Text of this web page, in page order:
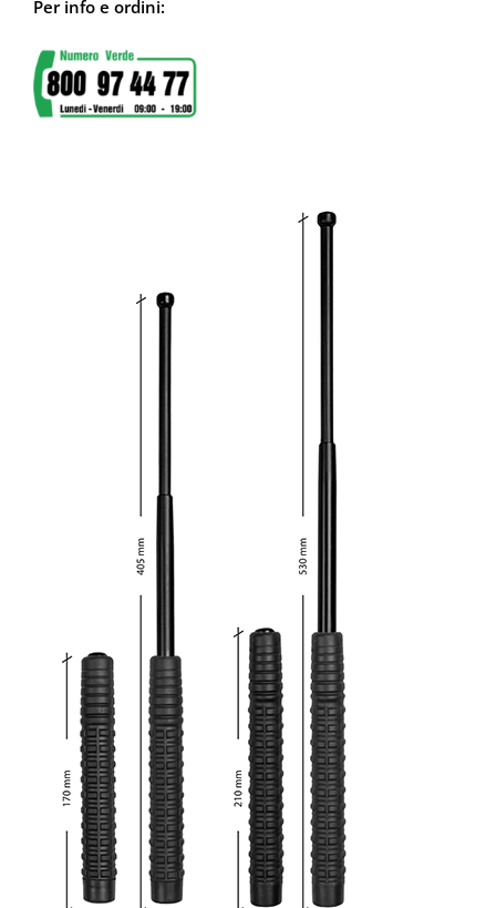
Per info e ordini: